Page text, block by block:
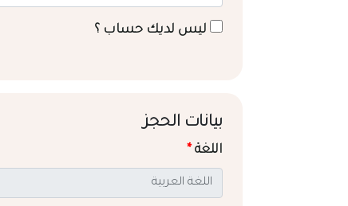
ليس لديك حساب ؟
بيانات الحجز
اللغة*